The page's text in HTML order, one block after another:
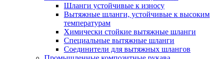
Шланги устойчивые к износу
Вытяжные шланги, устойчивые к высоким
температурам
Химически стойкие вытяжные шланги
Специальные вытяжные шланги
Соединители для вытяжных шлангов